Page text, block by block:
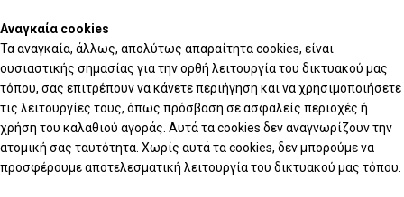
Αναγκαία cookies
Τα αναγκαία, άλλως, απολύτως απαραίτητα cookies, είναι
ουσιαστικής σημασίας για την ορθή λειτουργία του δικτυακού μας
τόπου, σας επιτρέπουν να κάνετε περιήγηση και να χρησιμοποιήσετε
τις λειτουργίες τους, όπως πρόσβαση σε ασφαλείς περιοχές ή
χρήση του καλαθιού αγοράς. Αυτά τα cookies δεν αναγνωρίζουν την
ατομική σας ταυτότητα. Χωρίς αυτά τα cookies, δεν μπορούμε να
προσφέρουμε αποτελεσματική λειτουργία του δικτυακού μας τόπου.